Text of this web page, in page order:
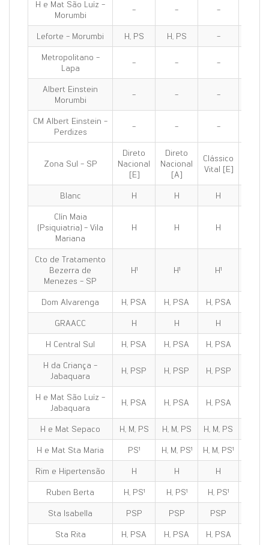
H e Mat São Luíz -
Morumbi
- - -
Leforte - Morumbi H, PS H, PS -
Metropolitano -
Lapa
- - -
Albert Einstein
Morumbi
- - -
CM Albert Einstein -
Perdizes
- - -
Zona Sul - SP
Direto
Nacional
[E]
Direto
Nacional
[A]
Clássico
Vital [E]
Blanc H H H
Clín Maia
(Psiquiatria) - Vila
Mariana
H H H
Cto de Tratamento
Bezerra de
Menezes - SP
H¹ H¹ H¹
Dom Alvarenga H, PSA H, PSA H, PSA
GRAACC
H H H
H Central Sul
H, PSA H, PSA H, PSA
H da Criança -
Jabaquara
H, PSP H, PSP H, PSP
H e Mat São Luíz -
Jabaquara
H, PSA H, PSA H, PSA
H e Mat Sepaco H, M, PS H, M, PS H, M, PS
H e Mat Sta Maria
PS¹ H, M, PS¹ H, M, PS¹
Rim e Hipertensão
H H H
Ruben Berta
H, PS¹ H, PS¹ H, PS¹
Sta Isabella
PSP PSP PSP
Sta Rita
H, PSA H, PSA H, PSA